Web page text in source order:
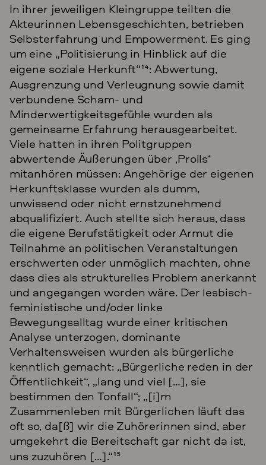
In ihrer jeweiligen Kleingruppe teilten die
Akteurinnen Lebensgeschichten, betrieben
Selbsterfahrung und Empowerment. Es ging
um eine „Politisierung in Hinblick auf die
eigene soziale Herkunft“14: Abwertung,
Ausgrenzung und Verleugnung sowie damit
verbundene Scham- und
Minderwertigkeitsgefühle wurden als
gemeinsame Erfahrung herausgearbeitet.
Viele hatten in ihren Politgruppen
abwertende Äußerungen über ‚Prolls‘
mitanhören müssen: Angehörige der eigenen
Herkunftsklasse wurden als dumm,
unwissend oder nicht ernstzunehmend
abqualifiziert. Auch stellte sich heraus, dass
die eigene Berufstätigkeit oder Armut die
Teilnahme an politischen Veranstaltungen
erschwerten oder unmöglich machten, ohne
dass dies als strukturelles Problem anerkannt
und angegangen worden wäre. Der lesbisch-
feministische und/oder linke
Bewegungsalltag wurde einer kritischen
Analyse unterzogen, dominante
Verhaltensweisen wurden als bürgerliche
kenntlich gemacht: „Bürgerliche reden in der
Öffentlichkeit“, „lang und viel […], sie
bestimmen den Tonfall“; „[i]m
Zusammenleben mit Bürgerlichen läuft das
oft so, da[ß] wir die Zuhörerinnen sind, aber
umgekehrt die Bereitschaft gar nicht da ist,
uns zuzuhören […].“15